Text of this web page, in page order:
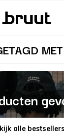
alle bestsellers